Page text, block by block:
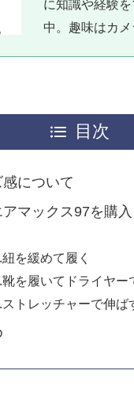
に知識や経験
中。趣味はカメ
目次
について
アマックス97を購
紐を緩めて履く
靴を履いてドライヤー
ストレッチャーで伸ば